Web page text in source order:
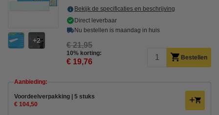
2
Bekijk de specificaties en beschrijving
Direct leverbaar
Nu bestellen is maandag in huis
€ 21,95
10% korting:
€ 19,76 Bestellen
Aanbieding:
Voordeelverpakking | 5 stuks
€ 104,50